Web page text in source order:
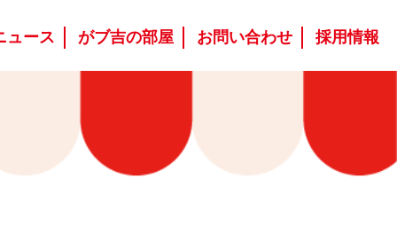
ュース がブ吉の部屋 お問い合わせ 採用情報